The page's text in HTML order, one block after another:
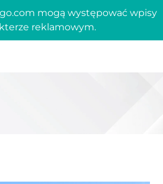
mogą występować wpisy
reklamowym.